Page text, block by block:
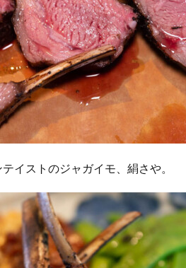
イストのジャガイモ、絹さや。